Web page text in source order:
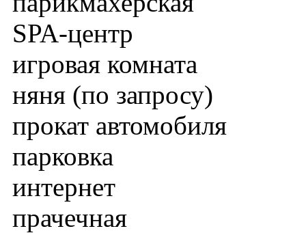
SPA-центр
игровая комната
няня (по запросу)
прокат автомобиля
парковка
интернет
прачечная